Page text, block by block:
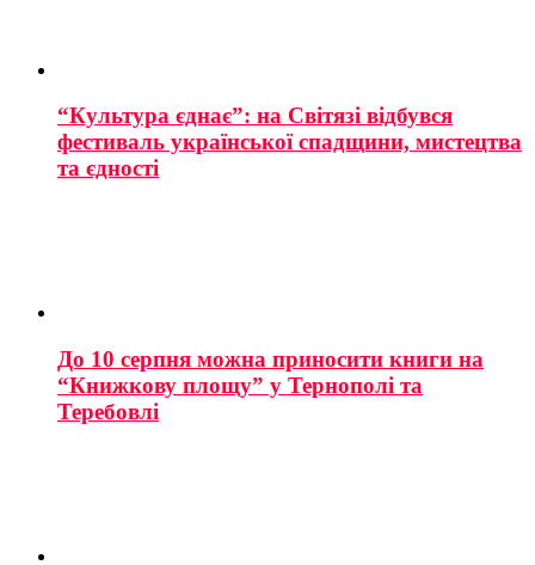
“Культура єднає”: на Світязі відбувся
фестиваль української спадщини, мистецтва
та єдності
До 10 серпня можна приносити книги на
“Книжкову площу” у Тернополі та
Теребовлі